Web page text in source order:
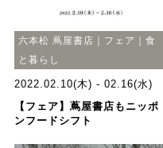
六本松 蔦屋書店｜フェア｜食
と暮らし
2022.02.10(木) - 02.16(水)
【フェア】蔦屋書店もニッポ
ンフードシフト